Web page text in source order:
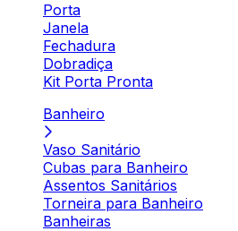
Porta
Janela
Fechadura
Dobradiça
Kit Porta Pronta
Banheiro
Vaso Sanitário
Cubas para Banheiro
Assentos Sanitários
Torneira para Banheiro
Banheiras